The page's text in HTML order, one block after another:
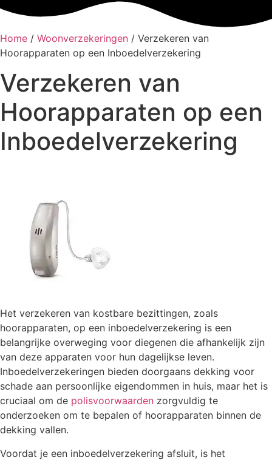
Home / Woonverzekeringen / Verzekeren van
Hoorapparaten op een Inboedelverzekering
Verzekeren van
Hoorapparaten op een
Inboedelverzekering
Het verzekeren van kostbare bezittingen, zoals
hoorapparaten, op een inboedelverzekering is een
belangrijke overweging voor diegenen die afhankelijk zijn
van deze apparaten voor hun dagelijkse leven.
Inboedelverzekeringen bieden doorgaans dekking voor
schade aan persoonlijke eigendommen in huis, maar het is
cruciaal om de polisvoorwaarden zorgvuldig te
onderzoeken om te bepalen of hoorapparaten binnen de
dekking vallen.
Voordat je een inboedelverzekering afsluit, is het